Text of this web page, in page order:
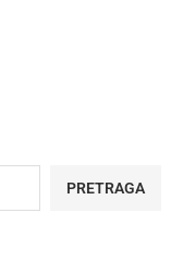
PRETRAGA